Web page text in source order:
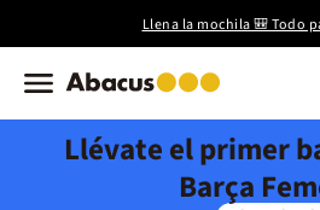
Llena la mochila 🎒 Todo
Llévate el primer
Barça